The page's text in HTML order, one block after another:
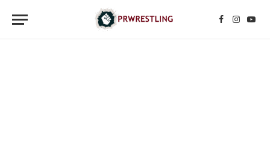
Facebook